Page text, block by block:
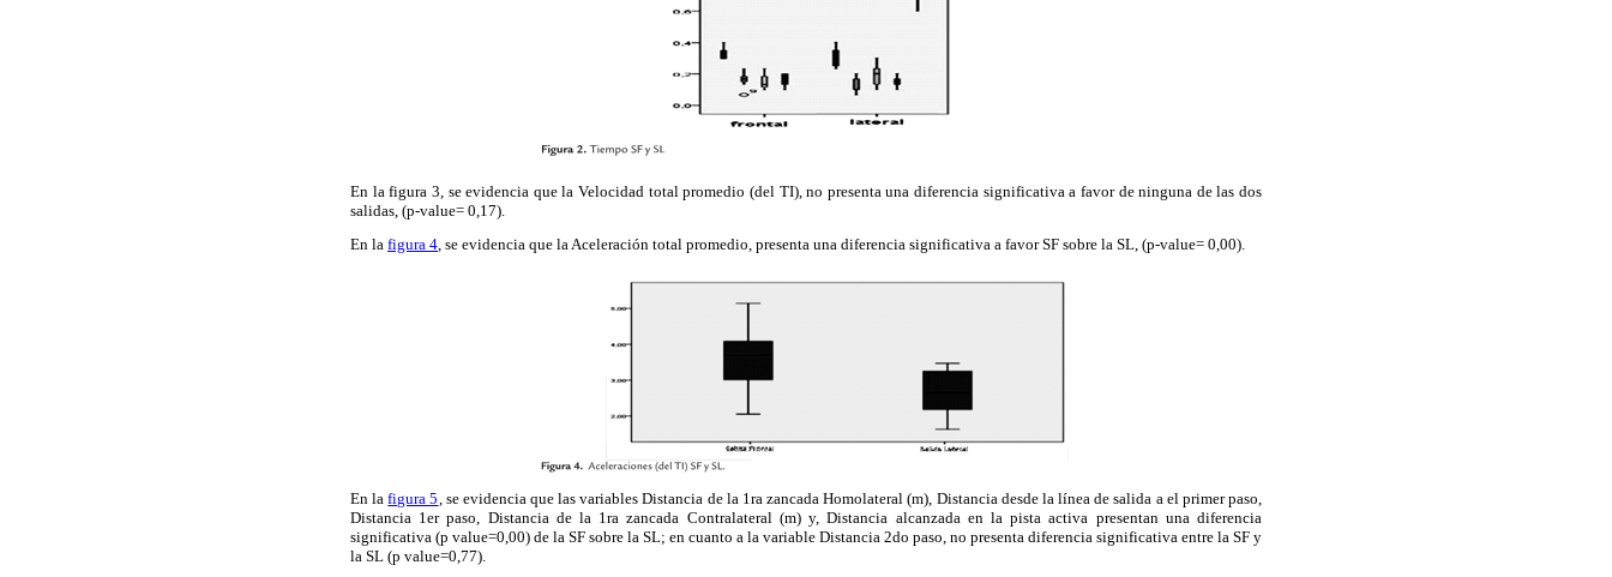
En la figura 3, se evidencia que la Velocidad total promedio (del TI), no presenta una diferencia significativa a favor de ninguna de las dos
salidas, (p-value= 0,17).
En la figura 4, se evidencia que la Aceleración total promedio, presenta una diferencia significativa a favor SF sobre la SL, (p-value= 0,00).
En lafigura 5 , se evidencia que las variables Distancia de la 1ra zancada Homolateral (m), Distancia desde la línea de salida a el primer paso,
Distancia 1er paso, Distancia de la 1ra zancada Contralateral (m) y, Distancia alcanzada en la pista activa presentan una diferencia
significativa (p value=0,00) de la SF sobre la SL; en cuanto a la variable Distancia 2do paso, no presenta diferencia significativa entre la SF y
la SL (p value=0,77).